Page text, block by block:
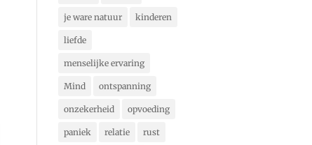
je ware natuur kinderen
liefde
menselijke ervaring
Mind ontspanning
onzekerheid opvoeding
paniek relatie rust